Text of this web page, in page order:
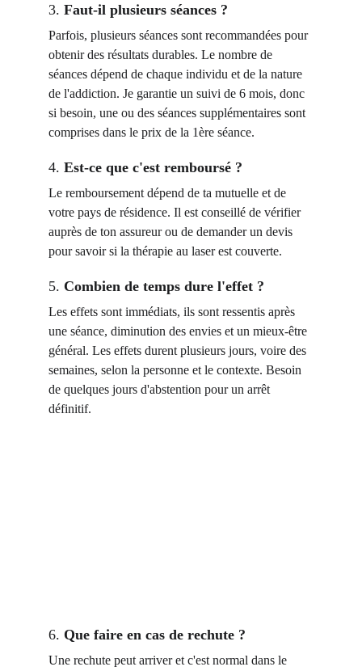
3. Faut-il plusieurs séances ?
Parfois, plusieurs séances sont recommandées pour
obtenir des résultats durables. Le nombre de
séances dépend de chaque individu et de la nature
de l'addiction. Je garantie un suivi de 6 mois, donc
si besoin, une ou des séances supplémentaires sont
comprises dans le prix de la 1ère séance.
4. Est-ce que c'est remboursé ?
Le remboursement dépend de ta mutuelle et de
votre pays de résidence. Il est conseillé de vérifier
auprès de ton assureur ou de demander un devis
pour savoir si la thérapie au laser est couverte.
5. Combien de temps dure l'effet ?
Les effets sont immédiats, ils sont ressentis après
une séance, diminution des envies et un mieux-être
général. Les effets durent plusieurs jours, voire des
semaines, selon la personne et le contexte. Besoin
de quelques jours d'abstention pour un arrêt
définitif.
6. Que faire en cas de rechute ?
Une rechute peut arriver et c'est normal dans le